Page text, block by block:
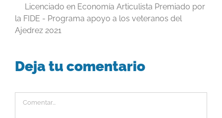
Licenciado en Economía Articulista Premiado por
la FIDE - Programa apoyo a los veteranos del
Ajedrez 2021
Deja tu comentario